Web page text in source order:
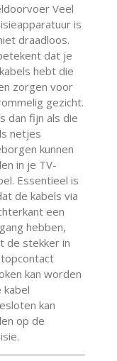
Veel
is
draadloos.
dat je
hebt die
zorgen voor
gezicht.
dan fijn als die
netjes
kunnen
in je TV-
Essentieel is
de kabels via
een
hebben,
de stekker in
kan worden
kabel
kan
op de